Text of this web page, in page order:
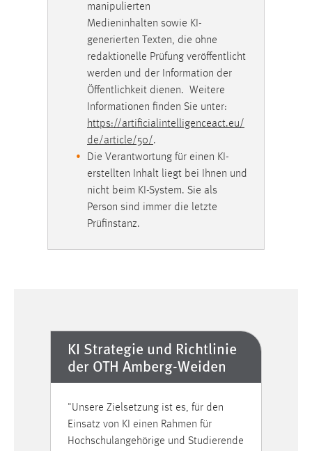
manipulierten
Medieninhalten sowie KI-
generierten Texten, die ohne
redaktionelle Prüfung veröffentlicht
werden und der Information der
Öffentlichkeit dienen. Weitere
Informationen finden Sie unter:
https://artificialintelligenceact.eu/
de/article/50/.
Die Verantwortung für einen KI-
erstellten Inhalt liegt bei Ihnen und
nicht beim KI-System. Sie als
Person sind immer die letzte
Prüfinstanz.
KI Strategie und Richtlinie
der OTH Amberg-Weiden
"Unsere Zielsetzung ist es, für den
Einsatz von KI einen Rahmen für
Hochschulangehörige und Studierende
Plattformen anzeigen zu können, werden von diesen
externen Medien Cookies gesetzt.
YouTube
EXTERNE KARTENANBIETER
Um Karten anzeigen zu können müssen die Kacheln
von externen Dienstleistern geladen werden. Es
werden hier Daten von externern Anbietern geladen.
Diese Anbieter sind:OpenStreetMap Foundation
Kartenkacheln „Karte“ von OpenStreetMap:
https://osmfoundation.org/wiki/Privacy_Policy
Kartenkacheln „Satellit“ von ESRI/ArcGIS:
https://trust.arcgis.com/de/privacy/privacy-tab-
intro.htm
Kartenmaterial